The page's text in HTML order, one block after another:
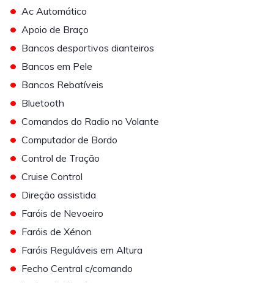
• Ac Automático
• Apoio de Braço
• Bancos desportivos dianteiros
• Bancos em Pele
• Bancos Rebatíveis
• Bluetooth
• Comandos do Radio no Volante
• Computador de Bordo
• Control de Tração
• Cruise Control
• Direção assistida
• Faróis de Nevoeiro
• Faróis de Xénon
• Faróis Reguláveis em Altura
• Fecho Central c/comando